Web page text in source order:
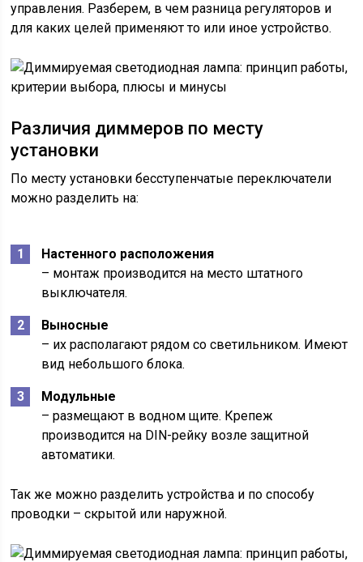
управления. Разберем, в чем разница регуляторов и
для каких целей применяют то или иное устройство.
Различия диммеров по месту
установки
По месту установки бесступенчатые переключатели
можно разделить на:
Настенного расположения
– монтаж производится на место штатного
выключателя.
Выносные
– их располагают рядом со светильником. Имеют
вид небольшого блока.
Модульные
– размещают в водном щите. Крепеж
производится на DIN-рейку возле защитной
автоматики.
Так же можно разделить устройства и по способу
проводки – скрытой или наружной.